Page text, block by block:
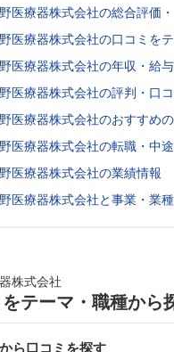
医療器株式会社の総合評価
医療器株式会社の口コミを
医療器株式会社の年収・給
医療器株式会社の評判・口コ
医療器株式会社のおすすめ
医療器株式会社の転職・中
医療器株式会社の業績情報
医療器株式会社と事業・業
株式会社
テーマ・職種から
ら口コミを探す